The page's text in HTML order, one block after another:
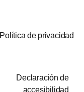
Política de privacidad
Declaración de
accesibilidad